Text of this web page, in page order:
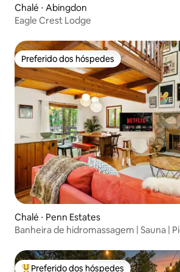
Chalé ⋅ Abingdon
Eagle Crest Lodge
Preferido dos hóspedes
Preferido dos hóspedes
Chalé ⋅ Penn Estates
Banheira de hidromassagem | Sauna |
Preferido dos hóspedes